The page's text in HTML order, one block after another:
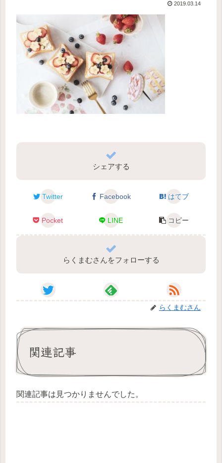
2019.03.14
シェアする
Twitter Facebook はてブ
Pocket LINE コピー
らくまむさんをフォローする
らくまむさん
関連記事
関連記事は見つかりませんでした。